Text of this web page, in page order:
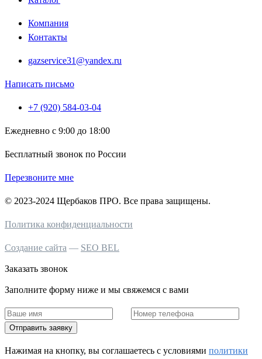
Компания
Контакты
gazservice31@yandex.ru
Написать письмо
+7 (920) 584-03-04
Ежедневно с 9:00 до 18:00
Бесплатный звонок по России
Перезвоните мне
© 2023-2024 Щербаков ПРО. Все права защищены.
Политика конфиденциальности
Создание сайта — SEO BEL
Заказать звонок
Заполните форму ниже и мы свяжемся с вами
Отправить заявку
Нажимая на кнопку, вы соглашаетесь c условиями политики